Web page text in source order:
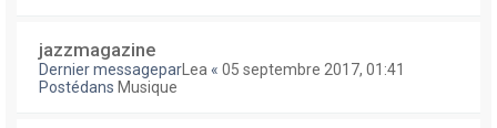
jazzmagazine
Dernier messagepar Lea « 05 septembre 2017, 01:41
Postédans Musique